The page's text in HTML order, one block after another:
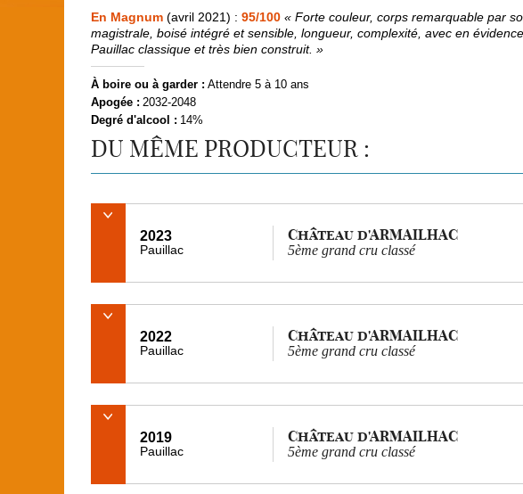
En Magnum (avril 2021) : 95/100 « Forte couleur, corps remarquable par
magistrale, boisé intégré et sensible, longueur, complexité, avec en
Pauillac classique et très bien construit. »
À boire ou à garder : Attendre 5 à 10 ans
Apogée : 2032-2048
Degré d'alcool : 14%
DU MÊME PRODUCTEUR :
2023
Pauillac
Château d'ARMAILHAC
5ème grand cru classé
2022
Pauillac
Château d'ARMAILHAC
5ème grand cru classé
2019
Pauillac
Château d'ARMAILHAC
5ème grand cru classé